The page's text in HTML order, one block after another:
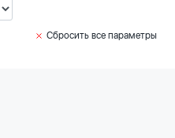
Сбросить все параметры